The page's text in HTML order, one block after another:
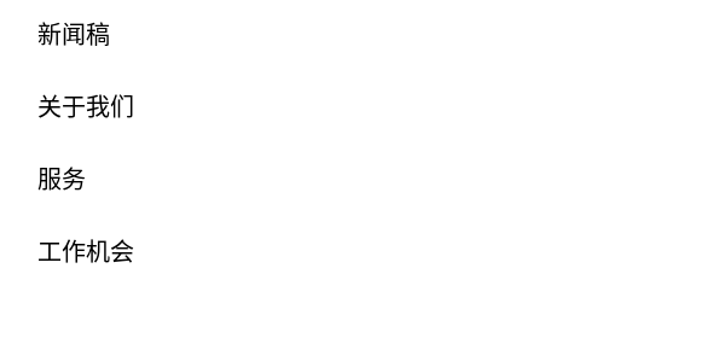
新闻稿
关于我们
服务
工作机会